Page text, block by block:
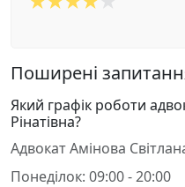
Поширені
Який графік роботи
Рінатівна?
Адвокат Амінова
Понеділок: 09:00 - 20:00